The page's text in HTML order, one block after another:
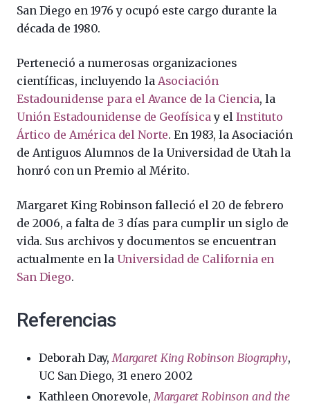
San Diego en 1976 y ocupó este cargo durante la
década de 1980.
Perteneció a numerosas organizaciones
científicas, incluyendo la Asociación
Estadounidense para el Avance de la Ciencia, la
Unión Estadounidense de Geofísica y el Instituto
Ártico de América del Norte. En 1983, la Asociación
de Antiguos Alumnos de la Universidad de Utah la
honró con un Premio al Mérito.
Margaret King Robinson falleció el 20 de febrero
de 2006, a falta de 3 días para cumplir un siglo de
vida. Sus archivos y documentos se encuentran
actualmente en la Universidad de California en
San Diego.
Referencias
Deborah Day, Margaret King Robinson Biography,
UC San Diego, 31 enero 2002
Kathleen Onorevole, Margaret Robinson and the